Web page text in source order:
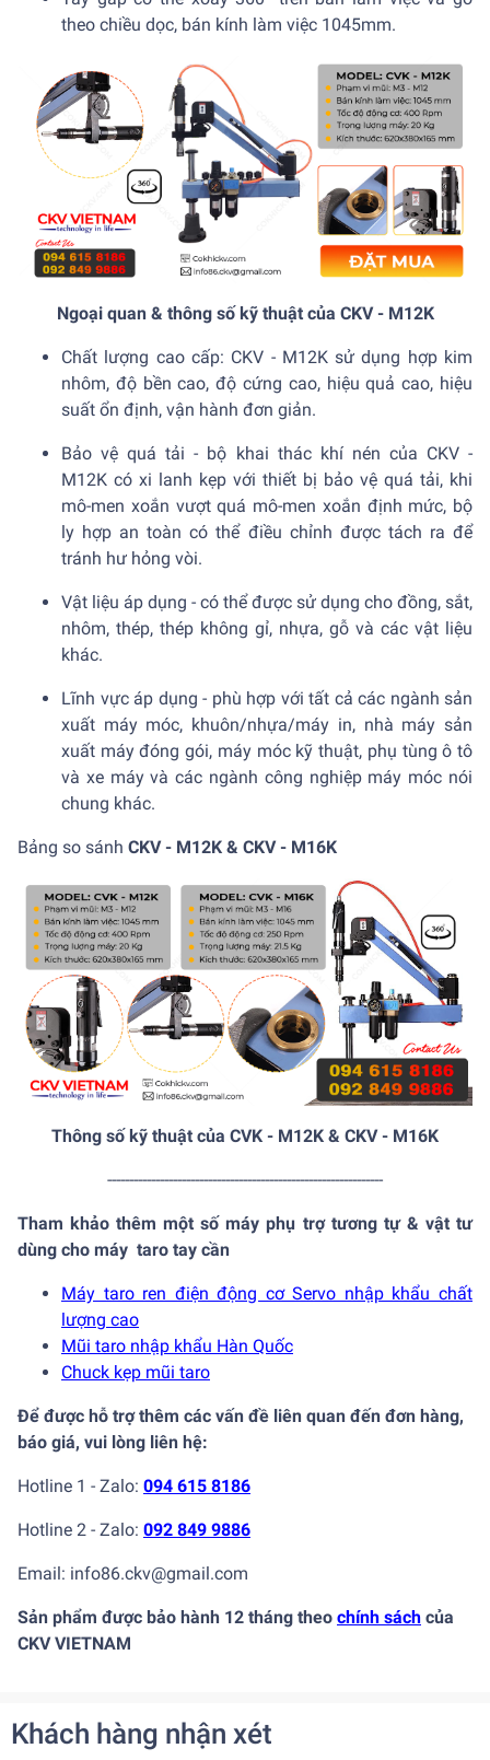
theo chiều dọc, bán kính làm việc 1045mm.
Ngoại quan & thông số kỹ thuật của CKV - M12K
Chất lượng cao cấp: CKV - M12K sử dụng hợp kim
nhôm, độ bền cao, độ cứng cao, hiệu quả cao, hiệu
suất ổn định, vận hành đơn giản.
Bảo vệ quá tải - bộ khai thác khí nén của CKV -
M12K có xi lanh kẹp với thiết bị bảo vệ quá tải, khi
mô-men xoắn vượt quá mô-men xoắn định mức, bộ
ly hợp an toàn có thể điều chỉnh được tách ra để
tránh hư hỏng vòi.
Vật liệu áp dụng - có thể được sử dụng cho đồng, sắt,
nhôm, thép, thép không gỉ, nhựa, gỗ và các vật liệu
khác.
Lĩnh vực áp dụng - phù hợp với tất cả các ngành sản
xuất máy móc, khuôn/nhựa/máy in, nhà máy sản
xuất máy đóng gói, máy móc kỹ thuật, phụ tùng ô tô
và xe máy và các ngành công nghiệp máy móc nói
chung khác.
Bảng so sánh CKV - M12K & CKV - M16K
Thông số kỹ thuật của CVK - M12K & CKV - M16K
---------------------------------------------------------------
Tham khảo thêm một số máy phụ trợ tương tự & vật tư
dùng cho máy taro tay cần
Máy taro ren điện động cơ Servo nhập khẩu chất
lượng cao
Mũi taro nhập khẩu Hàn Quốc
Chuck kẹp mũi taro
Để được hỗ trợ thêm các vấn đề liên quan đến đơn hàng,
báo giá, vui lòng liên hệ:
Hotline 1 - Zalo: 094 615 8186
Hotline 2 - Zalo: 092 849 9886
Email: info86.ckv@gmail.com
Sản phẩm được bảo hành 12 tháng theo chính sách của
CKV VIETNAM
Khách hàng nhận xét